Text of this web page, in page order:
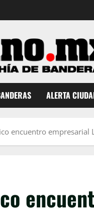
ALERTA
encuentro empresarial